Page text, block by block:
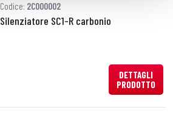
Codice: 2C000002
Silenziatore SC1-R carbonio
DETTAGLI
PRODOTTO